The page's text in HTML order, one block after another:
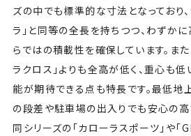
ズの中でも標準的な寸法となっており
ラ」と同等の全長を持ちつつ、わずか
らではの積載性を確保しています。また
ラクロス」よりも全高が低く、重心も
能が期待できる点も特長です。最低
の段差や駐車場の出入りでも安心の高
同シリーズの「カローラスポーツ」や「